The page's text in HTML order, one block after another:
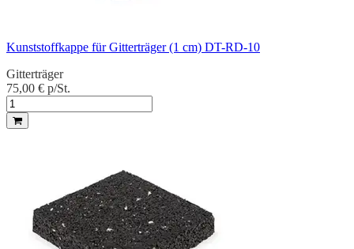
Kunststoffkappe für Gitterträger (1 cm) DT-RD-10
Gitterträger
75,00 € p/St.